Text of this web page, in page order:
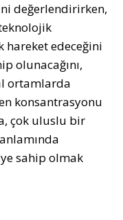
değerlendirirken,
edeceğini
olunacağını,
ortamlarda
konsantrasyonu
çok uluslu bir
sahip olmak